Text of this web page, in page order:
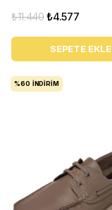
₺4.577
₺11.440
SEPETE EKLE
%60 İNDIRIM